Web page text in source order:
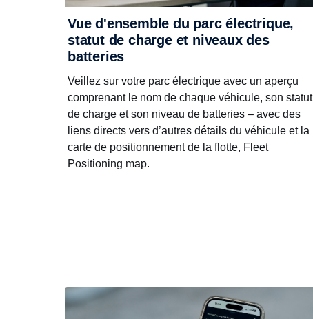
Vue d'ensemble du parc électrique,
statut de charge et niveaux des
batteries
Veillez sur votre parc électrique avec un aperçu
comprenant le nom de chaque véhicule, son statut
de charge et son niveau de batteries – avec des
liens directs vers d’autres détails du véhicule et la
carte de positionnement de la flotte, Fleet
Positioning map.